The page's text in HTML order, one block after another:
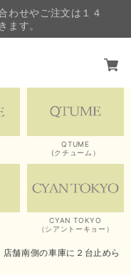
わせやご注文は１４
ます。
QTUME
(クチューム）
CYAN TOKYO
（シアントーキョー）
南側の車庫に２台止めら